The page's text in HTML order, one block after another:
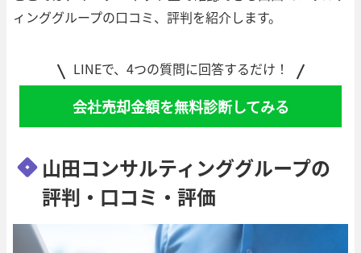
ィンググループの口コミ、評判を紹介します。
LINEで、4つの質問に回答するだけ！
会社売却金額を無料診断してみる
山田コンサルティンググループの
評判・口コミ・評価